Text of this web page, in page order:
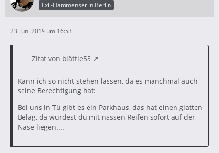
Exil-Hammenser in Berlin
23. Juni 2019 um 16:53
Zitat von blättle55
Kann ich so nicht stehen lassen, da es manchmal auch
seine Berechtigung hat:
Bei uns in Tü gibt es ein Parkhaus, das hat einen glatten
Belag, da würdest du mit nassen Reifen sofort auf der
Nase liegen....